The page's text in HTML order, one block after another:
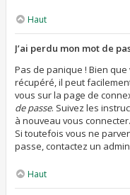
Haut
J’ai perdu mon mot de
Pas de panique ! Bien
récupéré, il peut
vous sur la page de
de passe. Suivez les
à nouveau vous connecter.
Si toutefois vous ne
passe, contactez un
Haut